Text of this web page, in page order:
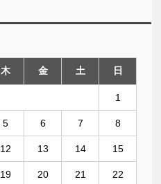
木 金 土 日
1
5 6 7 8
12 13 14 15
19 20 21 22